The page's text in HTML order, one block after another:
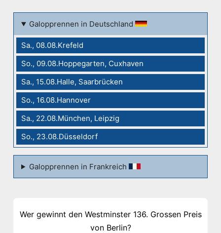
Galopprennen in Deutschland
Sa., 08.08.Krefeld
So., 09.08.Hoppegarten, Cuxhaven
Sa., 15.08.Halle, Saarbrücken
So., 16.08.Hannover
Sa., 22.08.München, Leipzig
So., 23.08.Düsseldorf
Galopprennen in Frankreich
Wer gewinnt den Westminster 136. Grossen Preis
von Berlin?